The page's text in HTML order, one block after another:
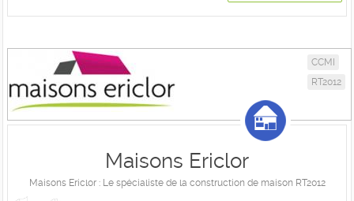
CCMI
RT2012
Maisons Ericlor
Maisons Ericlor : Le spécialiste de la construction de maison RT2012